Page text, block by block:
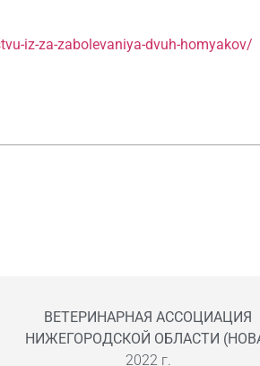
iz-za-zabolevaniya-dvuh-homyakov/
ВЕТЕРИНАРНАЯ АССОЦИАЦИЯ
НИЖЕГОРОДСКОЙ ОБЛАСТИ
2022 г.